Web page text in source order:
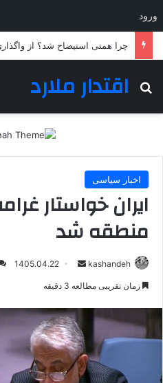
ورود
اقتدار ملارد
جستجو برای
اخبار سیاسی
ایران خواستار
منطقه شد
kashandeh
ارسال1405.04.22
زمان تقریبی مطالعه 3 دقیقه